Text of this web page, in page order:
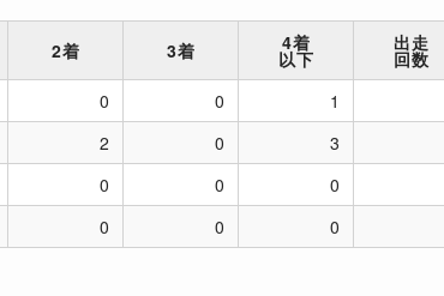
2着 3着 4着
以下
出走
回数
0 0 1
2 0 3
0 0 0
0 0 0